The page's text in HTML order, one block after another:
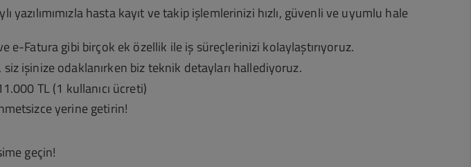
yazılımımızla hasta kayıt ve takip işlemlerinizi hızlı, güvenli ve uyumlu hale
e-Fatura gibi birçok ek özellik ile iş süreçlerinizi kolaylaştırıyoruz.
işinize odaklanırken biz teknik detayları hallediyoruz.
TL (1 kullanıcı ücreti)
yerine getirin!
geçin!